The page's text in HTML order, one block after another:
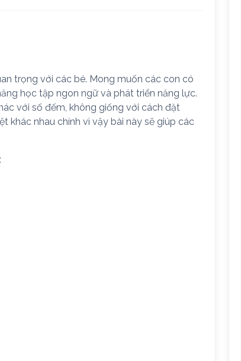
trọng với các bé. Mong muốn các con có
học tập ngon ngữ và phát triển năng lực.
với số đếm, không giống với cách đặt
khác nhau chính vì vậy bài này sẽ giúp các